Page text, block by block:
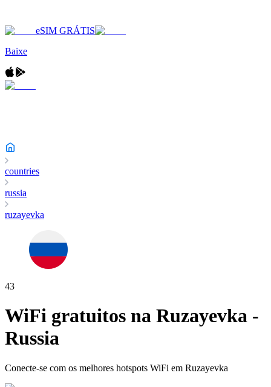
eSIM GRÁTIS
Baixe
countries
russia
ruzayevka
43
WiFi gratuitos na Ruzayevka -
Russia
Conecte-se com os melhores hotspots WiFi em Ruzayevka